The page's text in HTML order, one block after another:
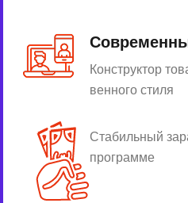
Конструктор
венного стиля
Стабильный
программе